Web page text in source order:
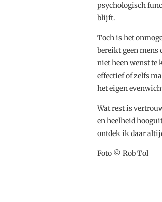
psychologisch
blijft.
Toch is het
bereikt geen mens
niet heen wenst te
effectief of zelfs
het eigen
Wat rest is
en heelheid
ontdek ik daar
Foto © Rob Tol